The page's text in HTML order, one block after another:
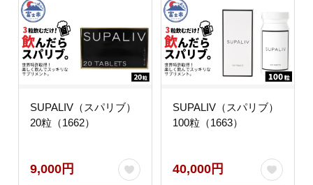
SUPALIV（スパリブ）
20粒（1662）
9,000円
SUPALIV（スパリブ）
100粒（1663）
40,000円